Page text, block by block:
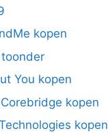
kopen
You kopen
kopen
kopen